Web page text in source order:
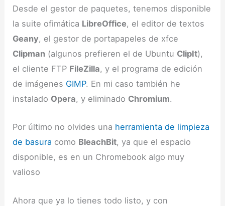
Desde el gestor de paquetes, tenemos disponible
la suite ofimática LibreOffice, el editor de textos
Geany, el gestor de portapapeles de xfce
Clipman (algunos prefieren el de Ubuntu ClipIt),
el cliente FTP FileZilla, y el programa de edición
de imágenes GIMP. En mi caso también he
instalado Opera, y eliminado Chromium.
Por último no olvides una herramienta de limpieza
de basura como BleachBit, ya que el espacio
disponible, es en un Chromebook algo muy
valioso
Ahora que ya lo tienes todo listo, y con